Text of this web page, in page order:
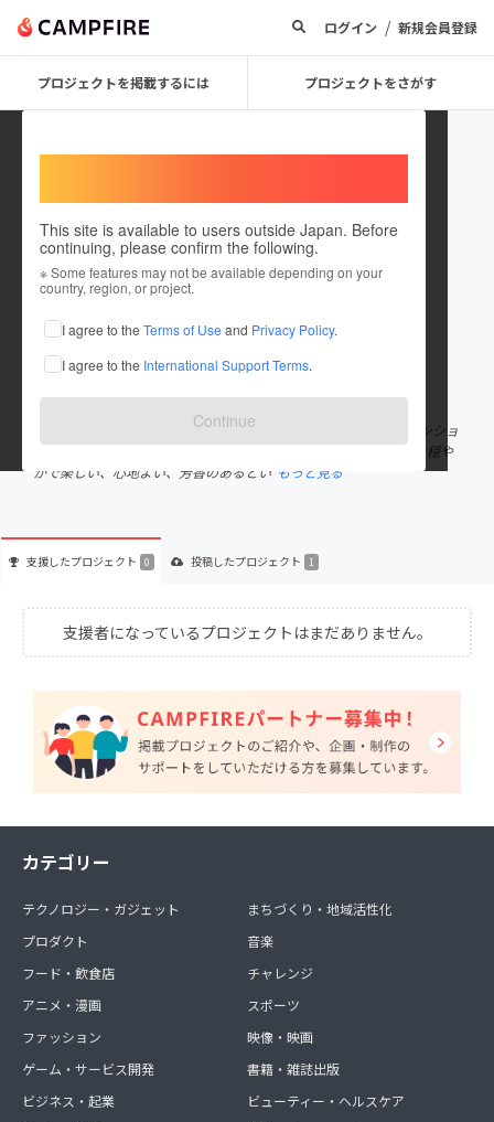
ログイン / 新規会員登録
プロジェクトを掲載するには プロジェクトをさがす
This site is available to users outside Japan. Before
continuing, please confirm the following.
※ Some features may not be available depending on your
country, region, or project.
I agree to the Terms of Use and Privacy Policy.
I agree to the International Support Terms.
Continue
nasu_balmy
これまでに1件のプロジェクトを投稿しています
在住国：日本 現在地：未設定
出身国：日本 出身地：未設定
ペンションBalmy（バルミー） 那須町の美しい自然に囲まれたペンショ
ンBalmyは、穏やかで楽しい宿泊施設です。名前の「Balmy」は、穏や
かで楽しい、心地よい、芳香のあるとい もっと見る
支援したプロジェクト 0 投稿したプロジェクト 1
支援者になっているプロジェクトはまだありません。
カテゴリー
テクノロジー・ガジェット
プロダクト
フード・飲食店
アニメ・漫画
ファッション
ゲーム・サービス開発
ビジネス・起業
まちづくり・地域活性化
音楽
チャレンジ
スポーツ
映像・映画
書籍・雑誌出版
ビューティー・ヘルスケア